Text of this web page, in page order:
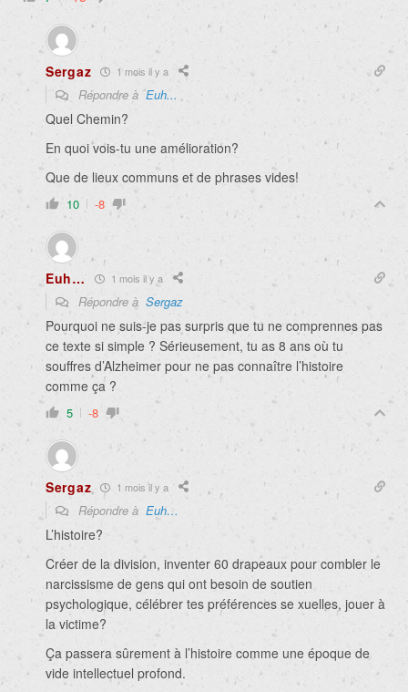
Sergaz 1 mois il y a
Répondre àEuh...
Quel Chemin?
En quoi vois-tu une amélioration?
Que de lieux communs et de phrases vides!
10 -8
Euh… 1 mois il y a
Répondre à Sergaz
Pourquoi ne suis-je pas surpris que tu ne comprennes pas
ce texte si simple ? Sérieusement, tu as 8 ans où tu
souffres d’Alzheimer pour ne pas connaître l’histoire
comme ça ?
5 -8
Sergaz 1 mois il y a
Répondre à Euh…
L’histoire?
Créer de la division, inventer 60 drapeaux pour combler le
narcissisme de gens qui ont besoin de soutien
psychologique, célébrer tes préférences se xuelles, jouer à
la victime?
Ça passera sûrement à l’histoire comme une époque de
vide intellectuel profond.